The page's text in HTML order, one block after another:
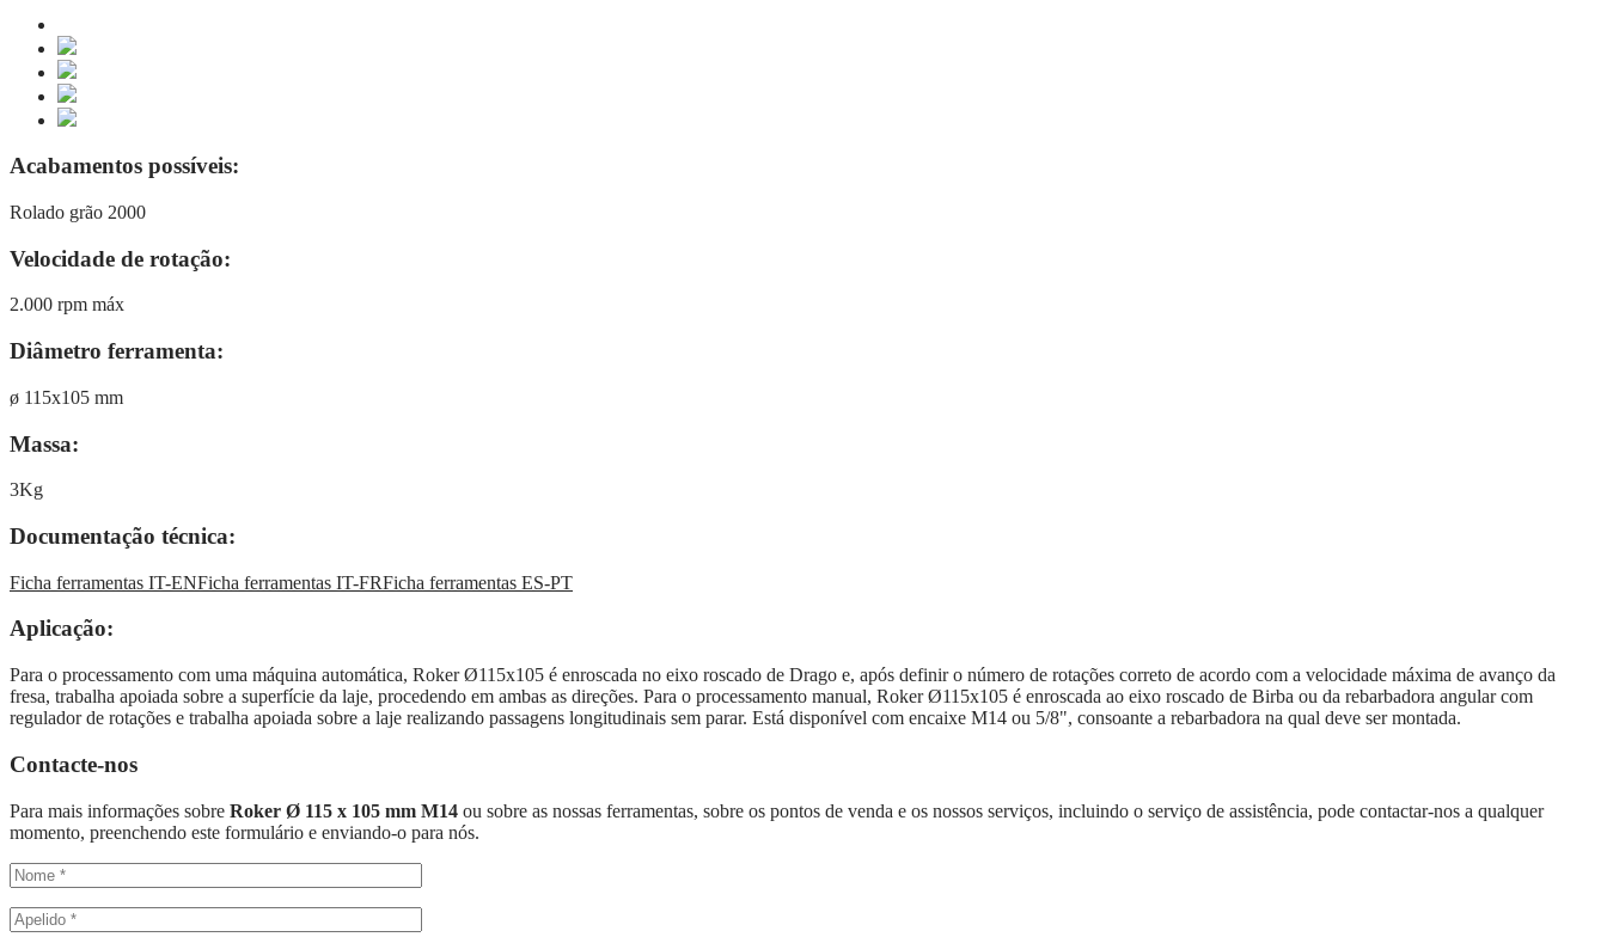
Acabamentos possíveis:
Rolado grão 2000
Velocidade de rotação:
2.000 rpm máx
Diâmetro ferramenta:
ø 115x105 mm
Massa:
3Kg
Documentação técnica:
Ficha ferramentas IT-ENFicha ferramentas IT-FRFicha ferramentas ES-PT
Aplicação:
Para o processamento com uma máquina automática, Roker Ø115x105 é enroscada no eixo roscado de Drago e, após definir o número de rotações correto de acordo com a velocidade máxima de avanço da
fresa, trabalha apoiada sobre a superfície da laje, procedendo em ambas as direções. Para o processamento manual, Roker Ø115x105 é enroscada ao eixo roscado de Birba ou da rebarbadora angular com
regulador de rotações e trabalha apoiada sobre a laje realizando passagens longitudinais sem parar. Está disponível com encaixe M14 ou 5/8", consoante a rebarbadora na qual deve ser montada.
Contacte-nos
Para mais informações sobre Roker Ø 115 x 105 mm M14 ou sobre as nossas ferramentas, sobre os pontos de venda e os nossos serviços, incluindo o serviço de assistência, pode contactar-nos a qualquer
momento, preenchendo este formulário e enviando-o para nós.